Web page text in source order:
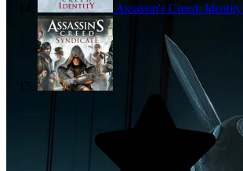
Assassin's Creed: Identity